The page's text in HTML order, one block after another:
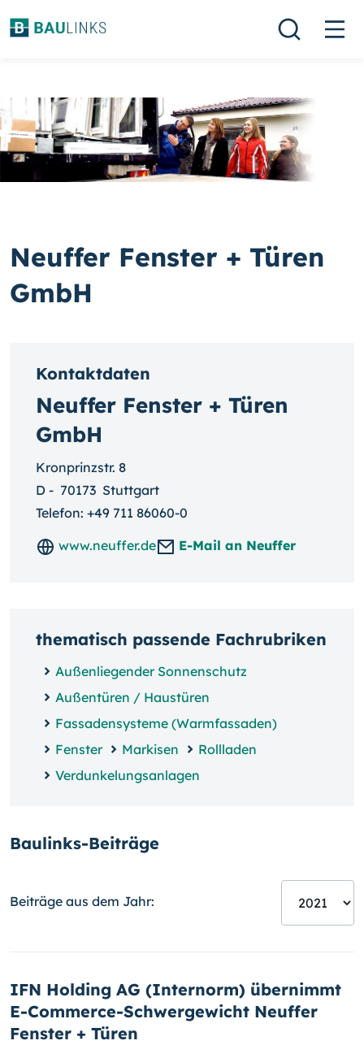
Neuffer Fenster + Türen
GmbH
Kontaktdaten
Neuffer Fenster + Türen
GmbH
Kronprinzstr. 8
D - 70173 Stuttgart
Telefon: +49 711 86060-0
www.neuffer.de
E-Mail an Neuffer
thematisch passende Fachrubriken
Außenliegender Sonnenschutz
Außentüren / Haustüren
Fassadensysteme (Warmfassaden)
Fenster
Markisen
Rollladen
Verdunkelungsanlagen
Baulinks-Beiträge
Beiträge aus dem Jahr:
IFN Holding AG (Internorm) übernimmt
E-Commerce-Schwergewicht Neuffer
Fenster + Türen